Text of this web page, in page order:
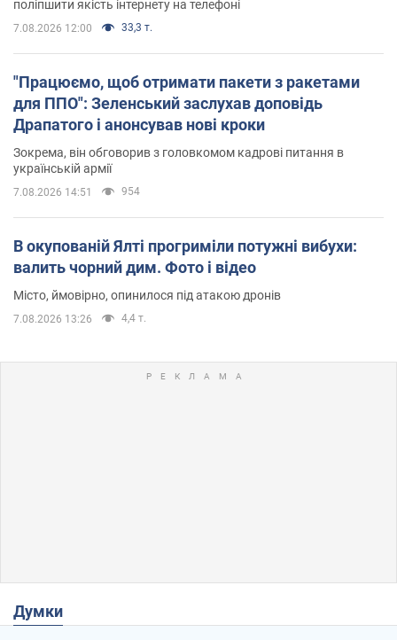
поліпшити якість інтернету на телефоні
7.08.2026 12:00 33,3 т.
"Працюємо, щоб отримати пакети з ракетами
для ППО": Зеленський заслухав доповідь
Драпатого і анонсував нові кроки
Зокрема, він обговорив з головкомом кадрові питання в
українській армії
7.08.2026 14:51 954
В окупованій Ялті прогриміли потужні вибухи:
валить чорний дим. Фото і відео
Місто, ймовірно, опинилося під атакою дронів
7.08.2026 13:26 4,4 т.
Думки